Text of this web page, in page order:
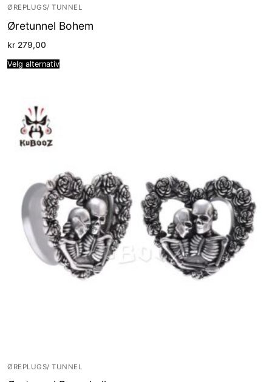
ØREPLUGS/ TUNNEL
Øretunnel Bohem
kr 279,00
Velg alternativ
ØREPLUGS/ TUNNEL